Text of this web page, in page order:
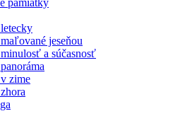
jeseňou
a súčasnosť
zime